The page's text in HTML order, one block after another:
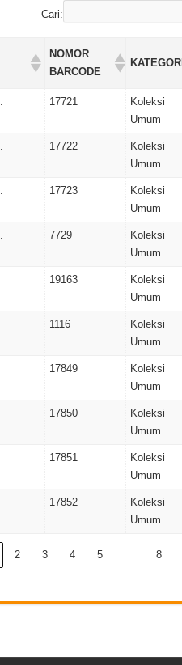
Cari:
NOMOR
BARCODE
KATEGORI
17721
Koleksi
Umum
17722
Koleksi
Umum
17723
Koleksi
Umum
7729
Koleksi
Umum
19163
Koleksi
Umum
1116
Koleksi
Umum
17849
Koleksi
Umum
17850
Koleksi
Umum
17851
Koleksi
Umum
17852
Koleksi
Umum
2 3 4 5 … 8